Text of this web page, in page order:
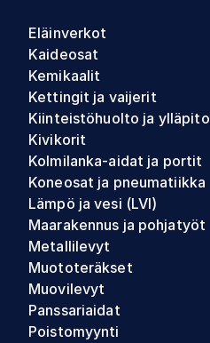
Eläinverkot
Kaideosat
Kemikaalit
Kettingit ja vaijerit
Kiinteistöhuolto ja ylläpito
Kivikorit
Kolmilanka-aidat ja portit
Koneosat ja pneumatiikka
Lämpö ja vesi (LVI)
Maarakennus ja pohjatyöt
Metallilevyt
Muototeräkset
Muovilevyt
Panssariaidat
Poistomyynti